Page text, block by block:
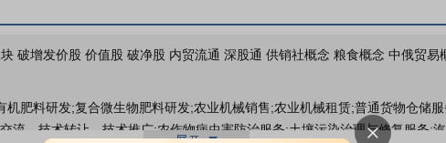
股东大会
于2026-05-15召开2025年年度股东
破增发价股 价值股 破净股 内贸流通 深股通 供销社概念 粮食概念 中俄贸
机肥料研发;复合微生物肥料研发;农业机械销售;农业机械租赁;普通货物仓储
流、技术转让、技术推广;农作物病虫害防治服务;土壤污染治理与修复服务;